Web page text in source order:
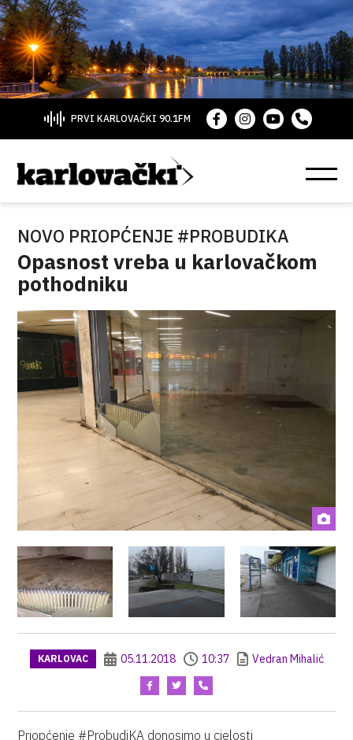
PRVI KARLOVAČKI 90.1FM
NOVO PRIOPĆENJE #PROBUDIKA
Opasnost vreba u karlovačkom
pothodniku
KARLOVAC 05.11.2018 10:37 Vedran Mihalić
Priopćenje #ProbudiKA donosimo u cjelosti